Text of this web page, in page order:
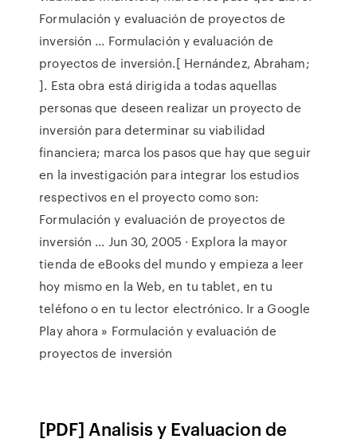
Formulación y evaluación de proyectos de
inversión ... Formulación y evaluación de
proyectos de inversión.[ Hernández, Abraham;
]. Esta obra está dirigida a todas aquellas
personas que deseen realizar un proyecto de
inversión para determinar su viabilidad
financiera; marca los pasos que hay que seguir
en la investigación para integrar los estudios
respectivos en el proyecto como son:
Formulación y evaluación de proyectos de
inversión ... Jun 30, 2005 · Explora la mayor
tienda de eBooks del mundo y empieza a leer
hoy mismo en la Web, en tu tablet, en tu
teléfono o en tu lector electrónico. Ir a Google
Play ahora » Formulación y evaluación de
proyectos de inversión
[PDF] Analisis y Evaluacion de